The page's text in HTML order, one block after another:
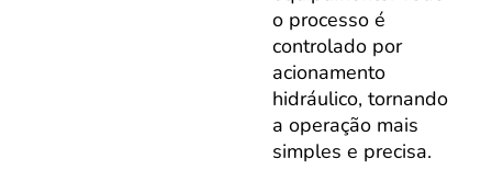
o processo é
controlado por
acionamento
hidráulico, tornando
a operação mais
simples e precisa.